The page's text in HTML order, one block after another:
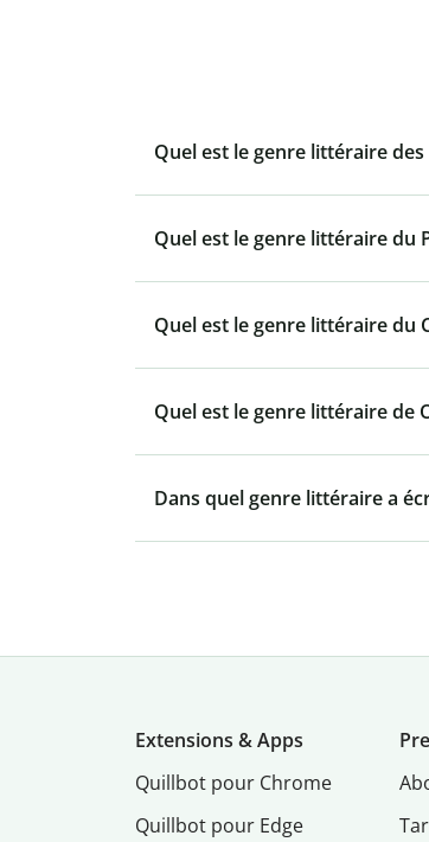
Quel est le genre littéraire
Quel est le genre littéraire du
Quel est le genre littéraire du
Quel est le genre littéraire de
Dans quel genre littéraire a
Extensions & Apps
Quillbot pour Chrome
Quillbot pour Edge